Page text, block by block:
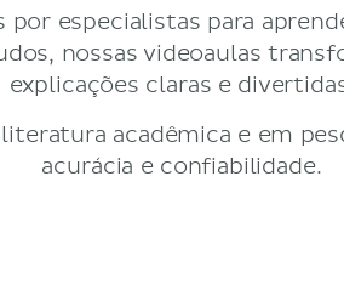
por especialistas para
nossas videoaulas
explicações claras e
acadêmica e em
acurácia e confiabilidade.